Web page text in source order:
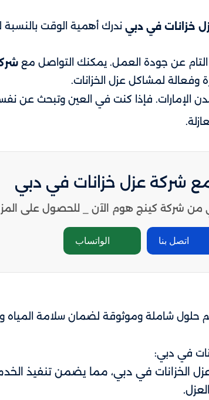
خزانات في دبي ندرك أهمية الوقت
عن جودة العمل. يمكنك التواصل مع
وفعالة لمشاكل عزل الخزانات.
فإذا كنت في العين وتبحث عن
شركة عزل خزانات في دبي
من شركة كينج هوم الآن _ للحصول على
اتصل بنا الواتساب
حلول شاملة وموثوقة لضمان سلامة المياه
في دبي:
في دبي، مما يضمن تنفيذ